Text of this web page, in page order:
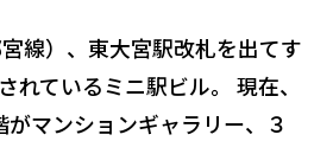
線）、東大宮駅改札を出てす
れているミニ駅ビル。 現在、
マンションギャラリー、３